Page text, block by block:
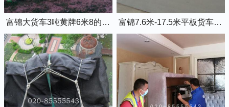
富锦大货车3吨黄牌6米8的厢式货车 富锦7.6米-17.5米平板货车出租